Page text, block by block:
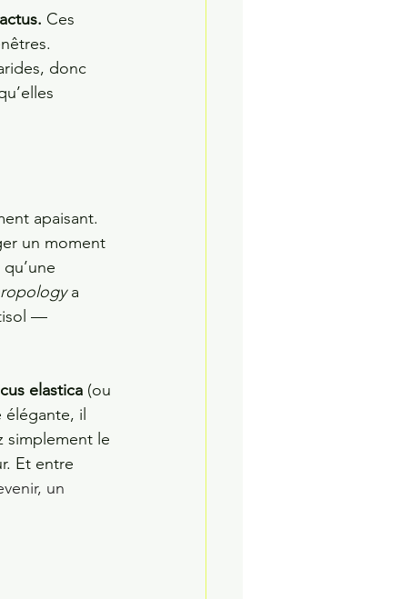
Ces
donc
apaisant.
un moment
a
—
elastica (ou
il
simplement le
Et entre
un